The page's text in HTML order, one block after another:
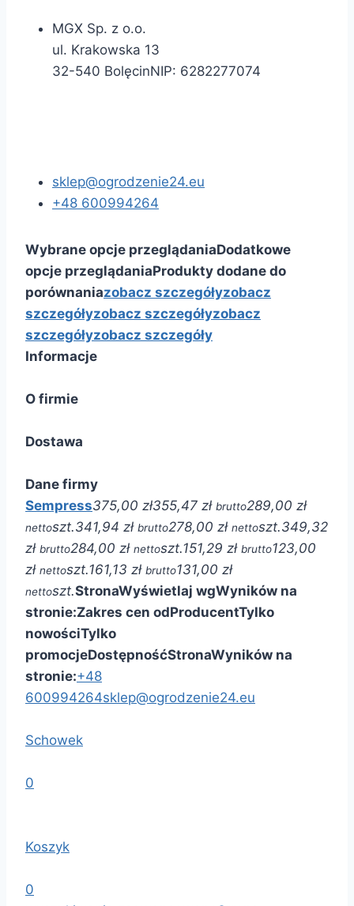
MGX Sp. z o.o.
ul. Krakowska 13
32-540 BolęcinNIP: 6282277074
sklep@ogrodzenie24.eu
+48 600994264
Wybrane opcje przeglądaniaDodatkowe
opcje przeglądaniaProdukty dodane do
porównaniazobacz szczegółyzobacz
szczegółyzobacz szczegółyzobacz
szczegółyzobacz szczegóły
Informacje
O firmie
Dostawa
Dane firmy
Sempress375,00 zł355,47 zł brutto289,00 zł
nettoszt.341,94 zł brutto278,00 zł nettoszt.349,32
zł brutto284,00 zł nettoszt.151,29 zł brutto123,00
zł nettoszt.161,13 zł brutto131,00 zł
nettoszt.StronaWyświetlaj wgWyników na
stronie:Zakres cen odProducentTylko
nowościTylko
promocjeDostępnośćStronaWyników na
stronie:+48
600994264sklep@ogrodzenie24.eu
Schowek
0
Koszyk
0